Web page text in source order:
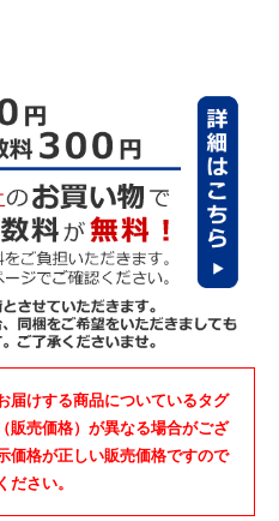
届けする商品についているタグ
販売価格）が異なる場合がござ
価格が正しい販売価格ですので
ださい。